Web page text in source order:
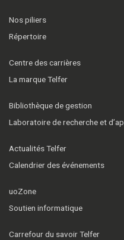
Nos piliers
Répertoire
Centre des carrières
La marque Telfer
Bibliothèque de gestion
Laboratoire de recherche et
Actualités Telfer
Calendrier des événements
uoZone
Soutien informatique
Carrefour du savoir Telfer